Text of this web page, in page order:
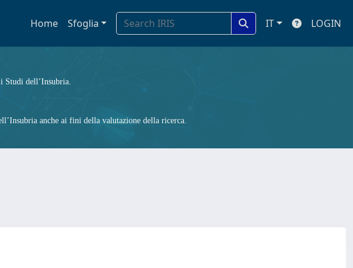
Home Sfoglia IT LOGIN
Studi dell’Insubria.
anche ai fini della valutazione della ricerca.